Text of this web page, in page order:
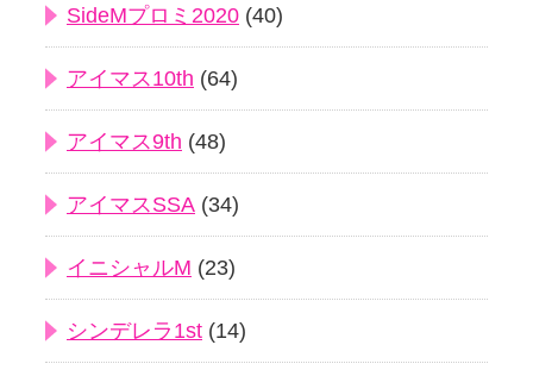
SideMプロミ2020 (40)
アイマス10th (64)
アイマス9th (48)
アイマスSSA (34)
イニシャルM (23)
シンデレラ1st (14)